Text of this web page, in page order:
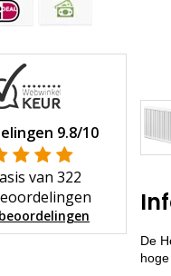
9.8/10
van 322
De